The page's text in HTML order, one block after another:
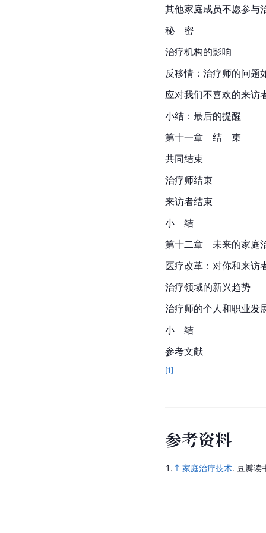
其他家庭成员不愿参与
秘　密
治疗机构的影响
反移情：治疗师的问题
应对我们不喜欢的来访
小结：最后的提醒
第十一章　结　束
共同结束
治疗师结束
来访者结束
小　结
第十二章　未来的家庭
医疗改革：对你和来访
治疗领域的新兴趋势
治疗师的个人和职业发
小　结
参考文献
[1]
参考资料
1. 家庭治疗技术. 豆瓣读